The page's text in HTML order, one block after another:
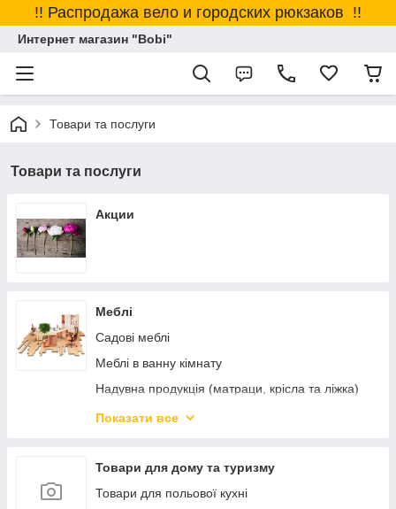
!! Распродажа вело и городских рюкзаков !!
Интернет магазин "Bobi"
Товари та послуги
Товари та послуги
Акции
Меблі
Садові меблі
Меблі в ванну кімнату
Надувна продукція (матраци, крісла та ліжка)
Новорічний товар
Меблі для вітальні
Меблі для кухні та їдальні
Показати все
Товари для дому та туризму
Товари для польової кухні